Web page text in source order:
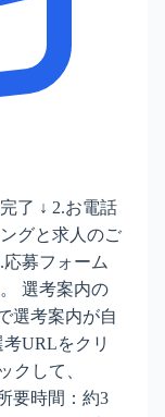
了 ↓ 2.お電話
グと求人のご
募フォーム
選考案内の
選考案内が自
URLをクリ
クして、
要時間：約3